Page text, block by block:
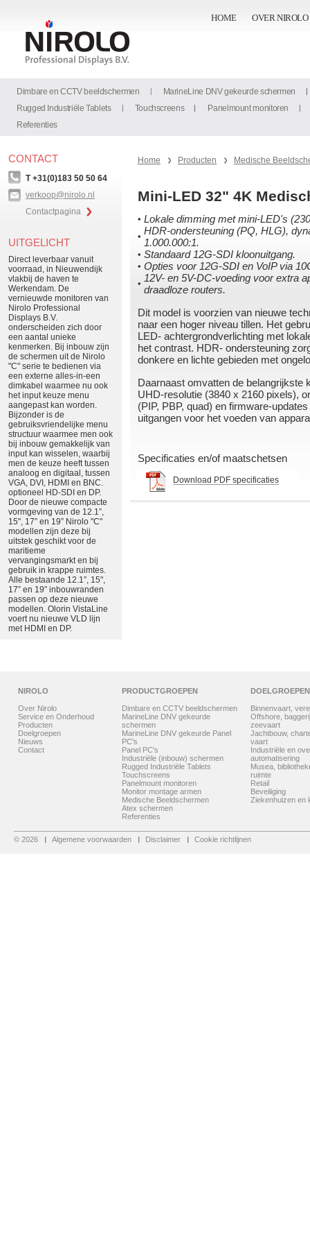
HOME OVER NIROLO
Dimbare en CCTV beeldschermen
MarineLine DNV gekeurde schermen
Rugged Industriële Tablets
Touchscreens
Panelmount monitoren
Referenties
CONTACT
T +31(0)183 50 50 64
verkoop@nirolo.nl
Contactpagina
UITGELICHT
Direct leverbaar vanuit
voorraad, in Nieuwendijk
vlakbij de haven te
Werkendam. De
vernieuwde monitoren van
Nirolo Professional
Displays B.V.
onderscheiden zich door
een aantal unieke
kenmerken. Bij inbouw zijn
de schermen uit de Nirolo
"C" serie te bedienen via
een externe alles-in-een
dimkabel waarmee nu ook
het input keuze menu
aangepast kan worden.
Bijzonder is de
gebruiksvriendelijke menu
structuur waarmee men ook
bij inbouw gemakkelijk van
input kan wisselen, waarbij
men de keuze heeft tussen
analoog en digitaal, tussen
VGA, DVI, HDMI en BNC.
optioneel HD-SDI en DP.
Door de nieuwe compacte
vormgeving van de 12.1”,
15", 17” en 19” Nirolo "C"
modellen zijn deze bij
uitstek geschikt voor de
maritieme
vervangingsmarkt en bij
gebruik in krappe ruimtes.
Alle bestaande 12.1”, 15",
17” en 19” inbouwranden
passen op deze nieuwe
modellen. Olorin VistaLine
voert nu nieuwe VLD lijn
met HDMI en DP.
Home Producten Medische
Mini-LED 32" 4K
Lokale dimming met mini-LED's
HDR-ondersteuning (PQ, HLG),
1.000.000:1.
Standaard 12G-SDI kloonuitgang.
Opties voor 12G-SDI en VoIP via
12V- en 5V-DC-voeding voor extra
draadloze routers.
Dit model is voorzien van nieuwe
naar een hoger niveau tillen. Het
LED- achtergrondverlichting met
het contrast. HDR- ondersteuning
donkere en lichte gebieden met
Daarnaast omvatten de belangrijkste
UHD-resolutie (3840 x 2160 pixels),
(PIP, PBP, quad) en firmware-
uitgangen voor het voeden van
Specificaties en/of maatschetsen
Download PDF specificaties
NIROLO
Over Nirolo
Service en Onderhoud
Producten
Doelgroepen
Nieuws
Contact
PRODUCTGROEPEN
Dimbare en CCTV beeldschermen
MarineLine DNV gekeurde
schermen
MarineLine DNV gekeurde Panel
PC's
Panel PC's
Industriële (inbouw) schermen
Rugged Industriële Tablets
Touchscreens
Panelmount monitoren
Monitor montage armen
Medische Beeldschermen
Atex schermen
Referenties
DOELGROEPEN
Binnenvaart,
Offshore,
zeevaart
Jachtbouw,
vaart
Industriële en
automatisering
Musea,
ruimte
Retail
Beveiliging
Ziekenhuizen en
© 2026 Algemene voorwaarden Disclaimer Cookie richtlijnen